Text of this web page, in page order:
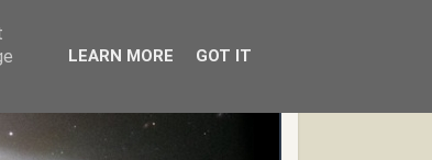
LEARN MORE GOT IT